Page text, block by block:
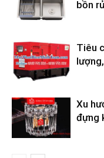
bồn
Tiêu
Xu
đựng